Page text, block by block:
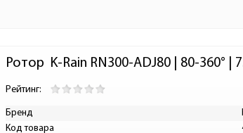
Ротор  K-Rain RN300-ADJ80 | 80-360° |
Рейтинг:
Бренд
Код товара